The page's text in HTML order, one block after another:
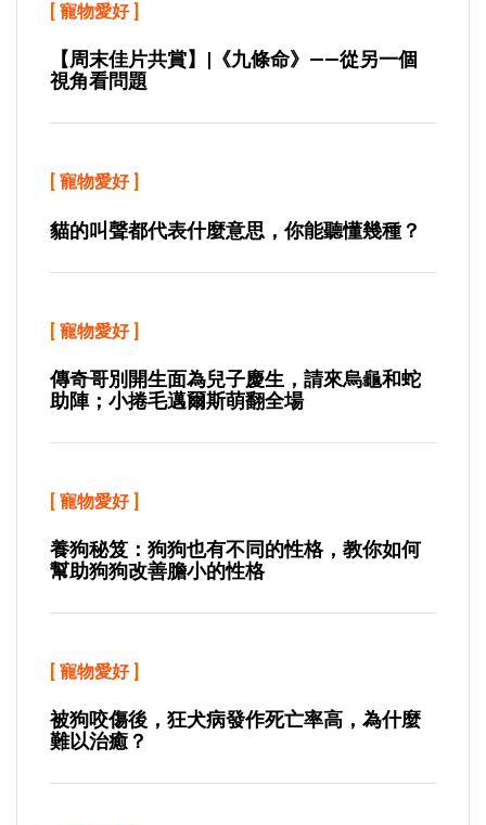
[ 寵物愛好]
【周末佳片共賞】|《九條命》——從另一個
視角看問題
[ 寵物愛好]
貓的叫聲都代表什麼意思，你能聽懂幾種？
[ 寵物愛好]
傳奇哥別開生面為兒子慶生，請來烏龜和蛇
助陣；小捲毛邁爾斯萌翻全場
[ 寵物愛好]
養狗秘笈：狗狗也有不同的性格，教你如何
幫助狗狗改善膽小的性格
[ 寵物愛好]
被狗咬傷後，狂犬病發作死亡率高，為什麼
難以治癒？